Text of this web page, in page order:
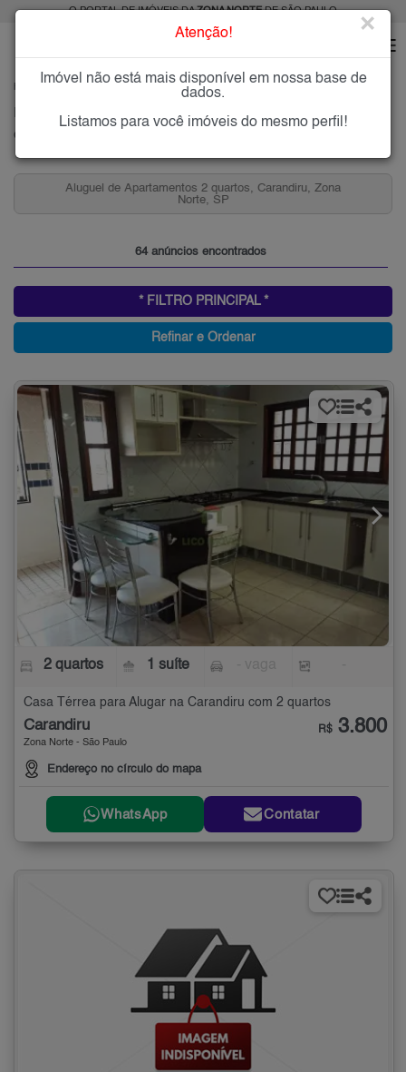
O PORTAL DE IMÓVEIS DAZONA NORTEDE SÃO PAULO
CARANDIRU
Imóveis para Alugar na Carandiru, Zona Norte de São Paulo, SP
Carandiru, Zona Norte
Aluguel de Apartamentos 2 quartos, Carandiru, Zona
Norte, SP
64 anúncios encontrados
* FILTRO PRINCIPAL *
Refinar e Ordenar
2 quartos 1 suíte
Casa Térrea para Alugar na Carandiru com 2 quartos
Carandiru
Zona Norte - São Paulo
Endereço no círculo do mapa
R$ 3.800
WhatsApp Contatar
Atenção! ×
Imóvel não está mais disponível em nossa base de
dados.
Listamos para você imóveis do mesmo perfil!